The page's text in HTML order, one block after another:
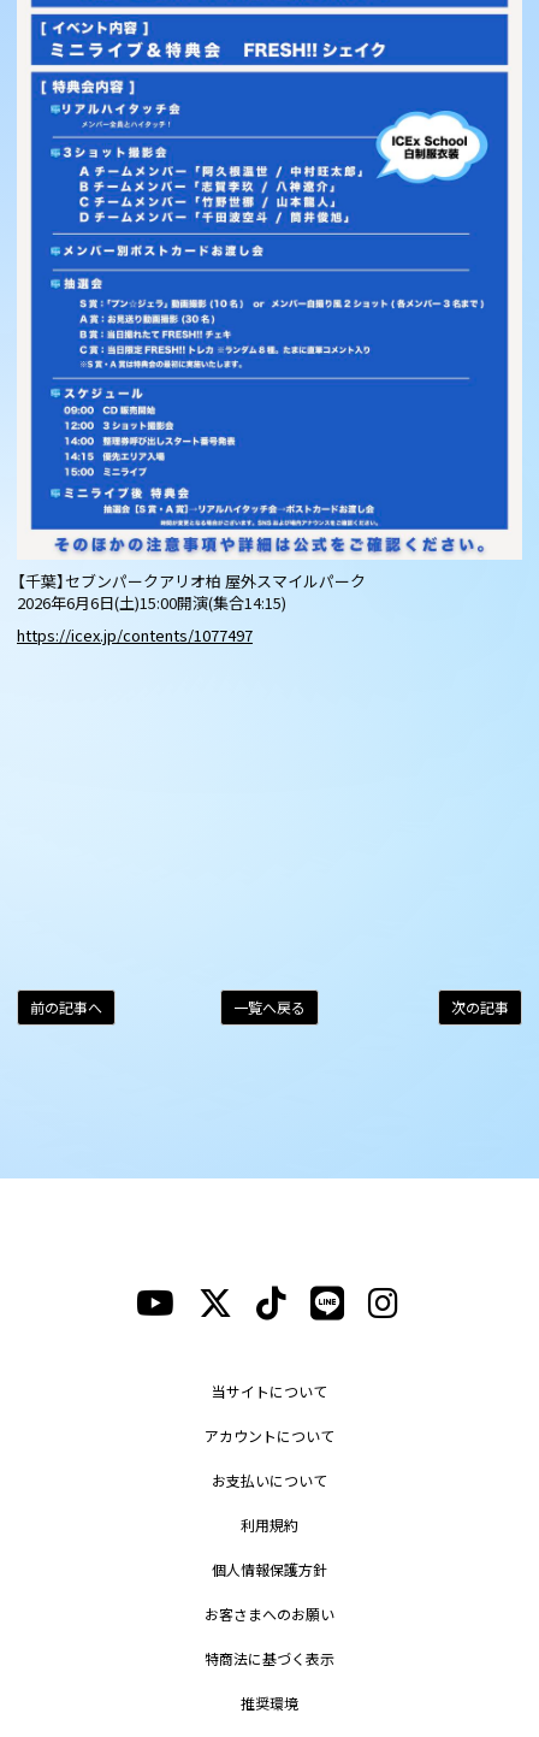
【千葉】セブンパークアリオ柏 屋外スマイルパーク
2026年6月6日(土)15:00開演(集合14:15)
https://icex.jp/contents/1077497
次の記事
一覧へ戻る
前の記事へ
当サイトについて
アカウントについて
お支払いについて
利用規約
個人情報保護方針
お客さまへのお願い
特商法に基づく表示
推奨環境